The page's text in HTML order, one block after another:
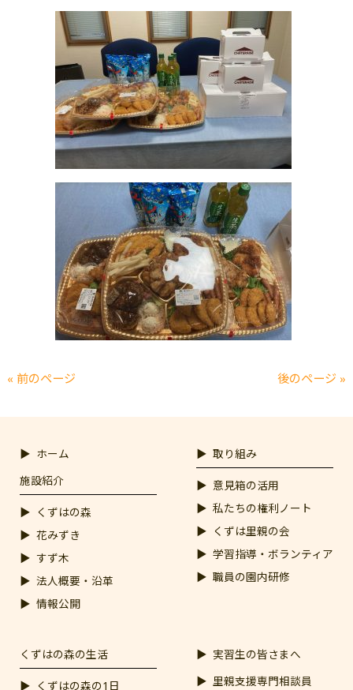
« 前のページ 後のページ »
ホーム
施設紹介
くずはの森
花みずき
すず木
法人概要・沿革
情報公開
取り組み
意見箱の活用
私たちの権利ノート
くずは里親の会
学習指導・ボランティア
職員の園内研修
くずはの森の生活
くずはの森の1日
実習生の皆さまへ
里親支援専門相談員